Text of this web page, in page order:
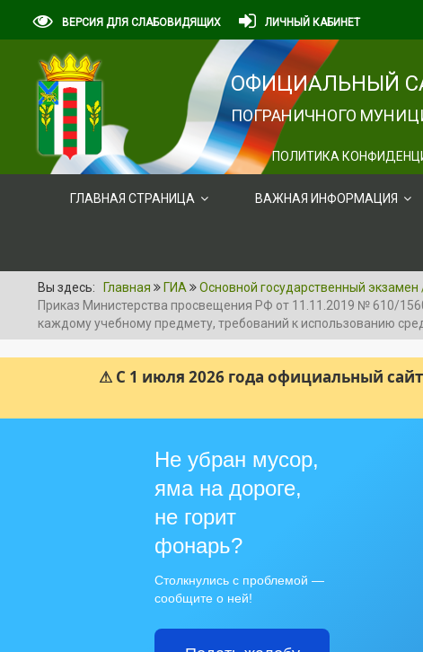
ВЕРСИЯ ДЛЯ СЛАБОВИДЯЩИХ ЛИЧНЫЙ КАБИНЕТ
ОФИЦИАЛЬНЫЙ
ПОГРАНИЧНОГО
ПОЛИТИКА
ГЛАВНАЯ СТРАНИЦА ВАЖНАЯ ИНФОРМАЦИЯ
Вы здесь: Главная ГИА Основной государственный
Приказ Министерства просвещения РФ от 11.11.2019 № 610/
каждому учебному предмету, требований к использованию
⚠ С 1 июля 2026 года официальный
Не убран мусор,
яма на дороге,
не горит
фонарь?
Столкнулись с проблемой —
сообщите о ней!